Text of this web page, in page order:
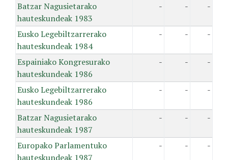
Batzar Nagusietarako
hauteskundeak 1983
- - -
Eusko Legebiltzarrerako
hauteskundeak 1984
- - -
Espainiako Kongresurako
hauteskundeak 1986
- - -
Eusko Legebiltzarrerako
hauteskundeak 1986
- - -
Batzar Nagusietarako
hauteskundeak 1987
- - -
Europako Parlamentuko
hauteskundeak 1987
- - -